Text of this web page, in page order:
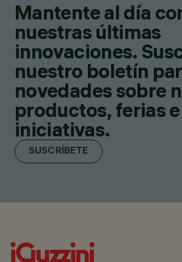
Mantente al día
nuestras últimas
innovaciones.
nuestro boletín
novedades sobre
productos, ferias e
iniciativas.
SUSCRÍBETE